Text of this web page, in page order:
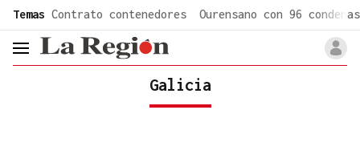
Temas Contrato contenedores Ourensano con 96 condenas
header.menu.open
Galicia